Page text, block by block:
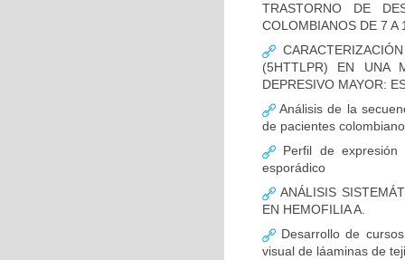
TRASTORNO DE
COLOMBIANOS DE 7 A
(5HTTLPR) EN UNA
DEPRESIVO MAYOR:
Análisis de la
de pacientes
Perfil de expresión
esporádico
ANÁLISIS
EN HEMOFILIA A.
Desarrollo de
visual de láaminas de